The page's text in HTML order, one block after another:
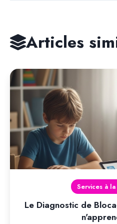
Articles
Services à
Le Diagnostic de